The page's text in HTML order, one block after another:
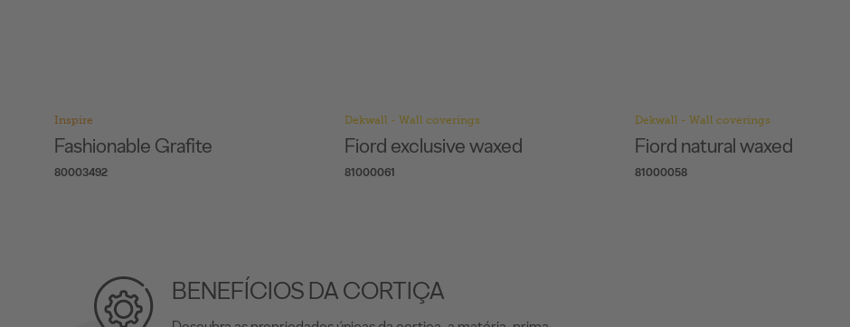
Inspire
Fashionable Grafite
80003492
Dekwall - Wall coverings
Fiord exclusive waxed
81000061
Dekwall - Wall coverings
Fiord natural waxed
81000058
BENEFÍCIOS DA CORTIÇA